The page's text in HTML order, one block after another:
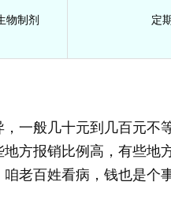
物制剂 定
一般几十元到几百元不
方报销比例高，有些地
老百姓看病，钱也是个